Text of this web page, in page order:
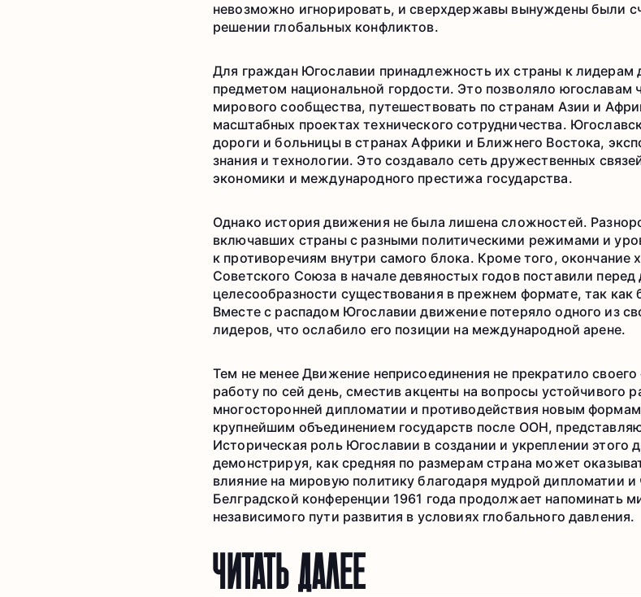
невозможно игнорировать, и сверхдержавы вынуждены были
решении глобальных конфликтов.
Для граждан Югославии принадлежность их страны к лидерам
предметом национальной гордости. Это позволяло югославам
мирового сообщества, путешествовать по странам Азии и
масштабных проектах технического сотрудничества.
дороги и больницы в странах Африки и Ближнего Востока,
знания и технологии. Это создавало сеть дружественных
экономики и международного престижа государства.
Однако история движения не была лишена сложностей.
включавших страны с разными политическими режимами и
к противоречиям внутри самого блока. Кроме того, окончание
Советского Союза в начале девяностых годов поставили
целесообразности существования в прежнем формате, так как
Вместе с распадом Югославии движение потеряло одного из
лидеров, что ослабило его позиции на международной арене.
Тем не менее Движение неприсоединения не прекратило
работу по сей день, сместив акценты на вопросы устойчивого
многосторонней дипломатии и противодействия новым
крупнейшим объединением государств после ООН,
Историческая роль Югославии в создании и укреплении этого
демонстрируя, как средняя по размерам страна может
влияние на мировую политику благодаря мудрой дипломатии
Белградской конференции 1961 года продолжает напоминать
независимого пути развития в условиях глобального давления.
ЧИТАТЬ ДАЛЕЕ